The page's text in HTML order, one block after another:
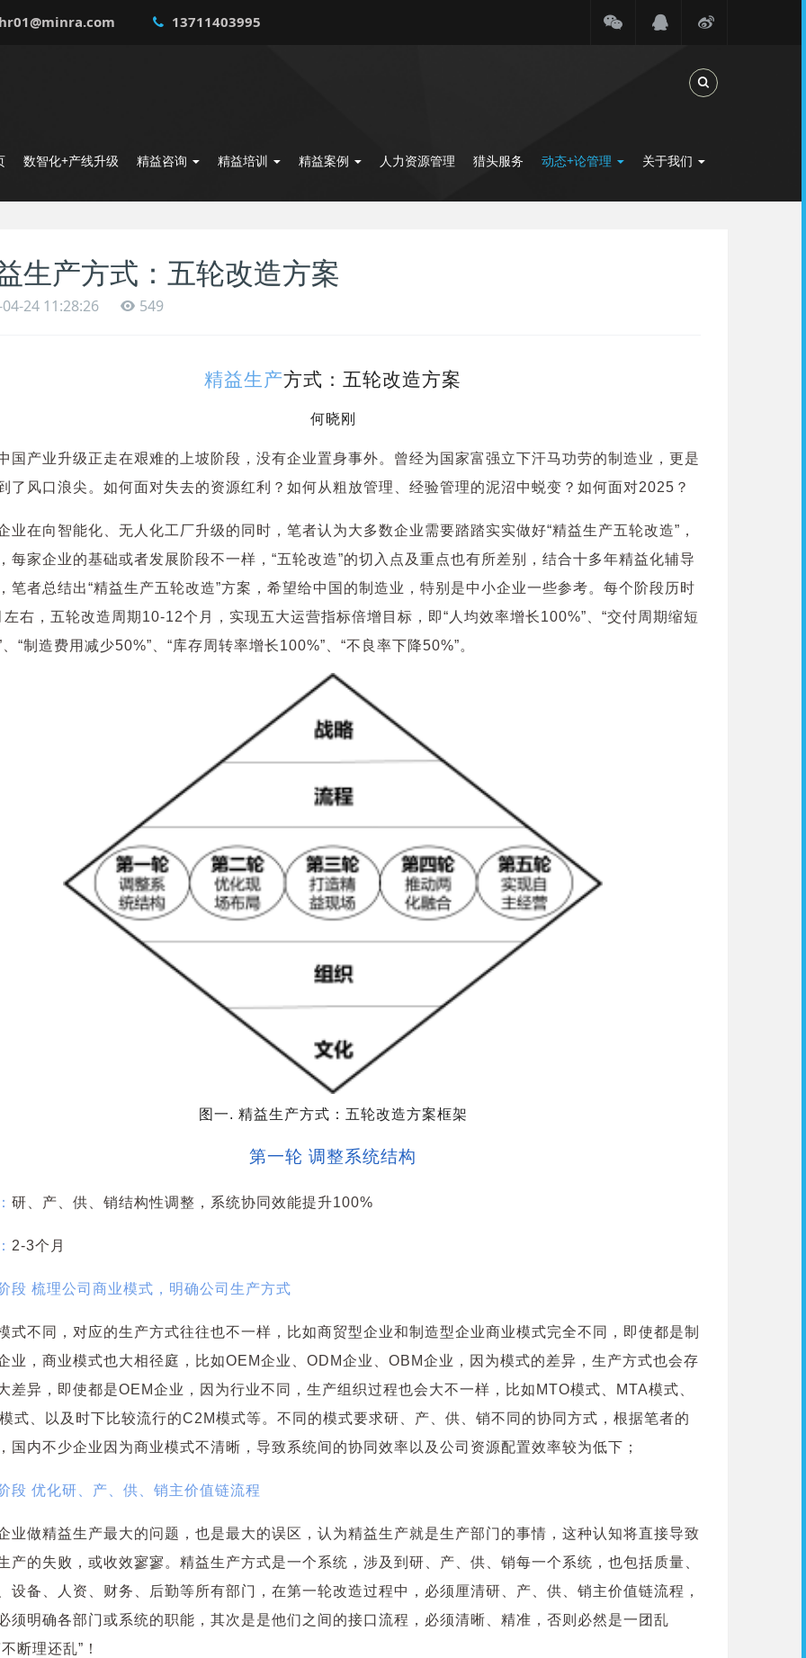
13711403995
Toggle Search
数智化+产线升级 精益咨询 精益培训 精益案例 人力资源管理 猎头服务 动态+论管理 关于我们
生产方式：五轮改造方案
24 11:28:26 549
精益生产方式：五轮改造方案
何晓刚
国产业升级正走在艰难的上坡阶段，没有企业置身事外。曾经为国家富强立下汗马功劳的制造业，更是
了风口浪尖。如何面对失去的资源红利？如何从粗放管理、经验管理的泥沼中蜕变？如何面对2025？
业在向智能化、无人化工厂升级的同时，笔者认为大多数企业需要踏踏实实做好“精益生产五轮改造”，
每家企业的基础或者发展阶段不一样，“五轮改造”的切入点及重点也有所差别，结合十多年精益化辅导
笔者总结出“精益生产五轮改造”方案，希望给中国的制造业，特别是中小企业一些参考。每个阶段历时
右，五轮改造周期10-12个月，实现五大运营指标倍增目标，即“人均效率增长100%”、“交付周期缩短
“制造费用减少50%”、“库存周转率增长100%”、“不良率下降50%”。
图一. 精益生产方式：五轮改造方案框架
第一轮 调整系统结构
研、产、供、销结构性调整，系统协同效能提升100%
2-3个月
段 梳理公司商业模式，明确公司生产方式
式不同，对应的生产方式往往也不一样，比如商贸型企业和制造型企业商业模式完全不同，即使都是制
业，商业模式也大相径庭，比如OEM企业、ODM企业、OBM企业，因为模式的差异，生产方式也会存
差异，即使都是OEM企业，因为行业不同，生产组织过程也会大不一样，比如MTO模式、MTA模式、
式、以及时下比较流行的C2M模式等。不同的模式要求研、产、供、销不同的协同方式，根据笔者的
国内不少企业因为商业模式不清晰，导致系统间的协同效率以及公司资源配置效率较为低下；
段 优化研、产、供、销主价值链流程
业做精益生产最大的问题，也是最大的误区，认为精益生产就是生产部门的事情，这种认知将直接导致
产的失败，或收效寥寥。精益生产方式是一个系统，涉及到研、产、供、销每一个系统，也包括质量、
设备、人资、财务、后勤等所有部门，在第一轮改造过程中，必须厘清研、产、供、销主价值链流程，
须明确各部门或系统的职能，其次是是他们之间的接口流程，必须清晰、精准，否则必然是一团乱
断理还乱”！